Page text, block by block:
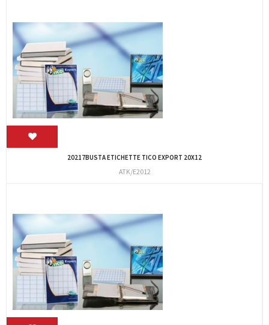
20217BUSTA ETICHETTE TICO EXPORT 20X12
ATK/E2012